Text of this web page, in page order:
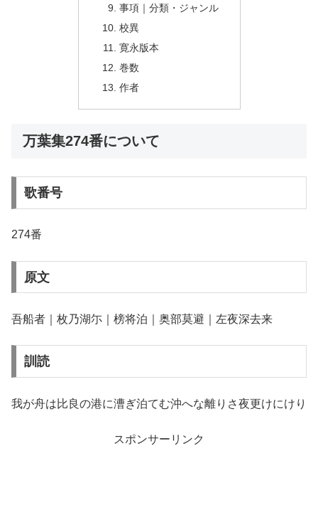
事項｜分類・ジャンル
校異
寛永版本
巻数
作者
万葉集274番について
歌番号
274番
原文
吾船者｜枚乃湖尓｜榜将泊｜奥部莫避｜左夜深去来
訓読
我が舟は比良の港に漕ぎ泊てむ沖へな離りさ夜更けにけり
スポンサーリンク